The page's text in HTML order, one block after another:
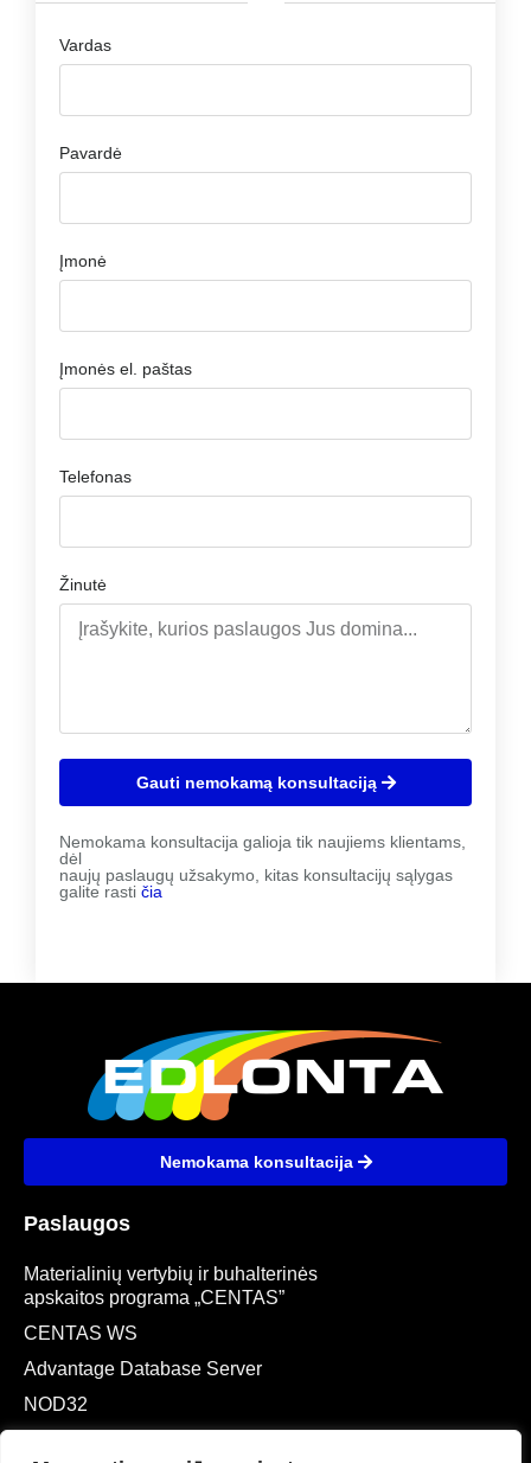
Vardas
Pavardė
Įmonė
Įmonės el. paštas
Telefonas
Žinutė
Gauti nemokamą konsultaciją
Nemokama konsultacija galioja tik naujiems klientams,
dėl
naujų paslaugų užsakymo, kitas konsultacijų sąlygas
galite rasti čia
Paslaugos
Materialinių vertybių ir buhalterinės
apskaitos programa „CENTAS”
CENTAS WS
Advantage Database Server
NOD32
Nemokama konsultacija